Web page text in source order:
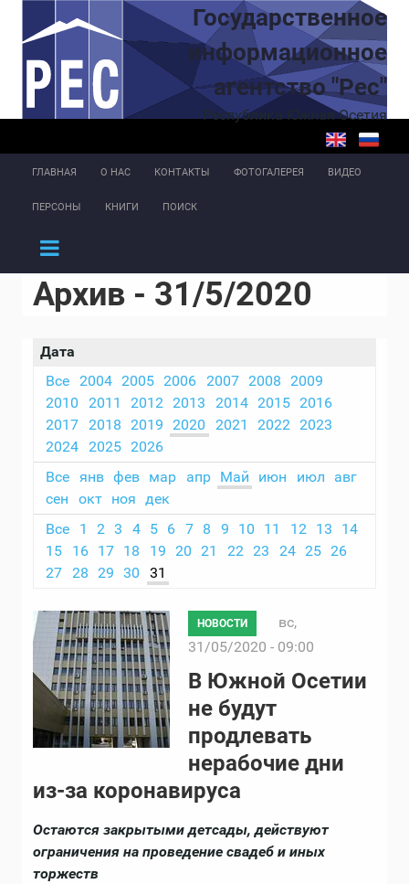
Перейти к основному содержаниюГосударственное
информационное
агентство "Рес"
Республика Южная Осетия
ГЛАВНАЯ О НАС КОНТАКТЫ ФОТОГАЛЕРЕЯ ВИДЕО
ПЕРСОНЫ КНИГИ ПОИСК
Архив - 31/5/2020
Дата
Все
2004 2005 2006 2007 2008
2009
2010
2011 2012 2013 2014 2015 2016
2017
2018 2019 2020 2021 2022 2023
2024
2025
2026
Все янв фев мар апр Май июн июл
авг
сен
окт ноя дек
Все
1 2 3 4 5 6 7 8 9 10 11 12 13
14
15
16 17 18 19 20 21 22 23 24 25 26
27
28 29 30 31
НОВОСТИ
вс,
31/05/2020 - 09:00
В Южной Осетии
не будут
продлевать
нерабочие дни
из-за коронавируса
Остаются закрытыми детсады, действуют
ограничения на проведение свадеб и иных
торжеств